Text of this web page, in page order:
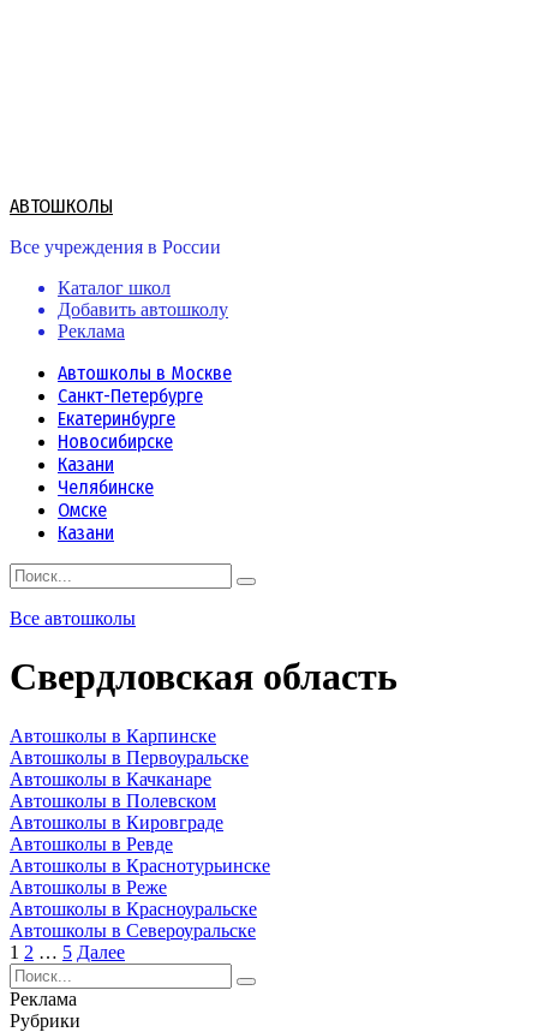
АВТОШКОЛЫ
Все учреждения в России
Каталог школ
Добавить автошколу
Реклама
Автошколы в Москве
Санкт-Петербурге
Екатеринбурге
Новосибирске
Казани
Челябинске
Омске
Казани
Search
for:
Все автошколы
Свердловская область
Автошколы в Карпинске
Автошколы в Первоуральске
Автошколы в Качканаре
Автошколы в Полевском
Автошколы в Кировграде
Автошколы в Ревде
Автошколы в Краснотурьинске
Автошколы в Реже
Автошколы в Красноуральске
Автошколы в Североуральске
Пагинация
записей
1 2 … 5 Далее
Search
for:
Реклама
Рубрики